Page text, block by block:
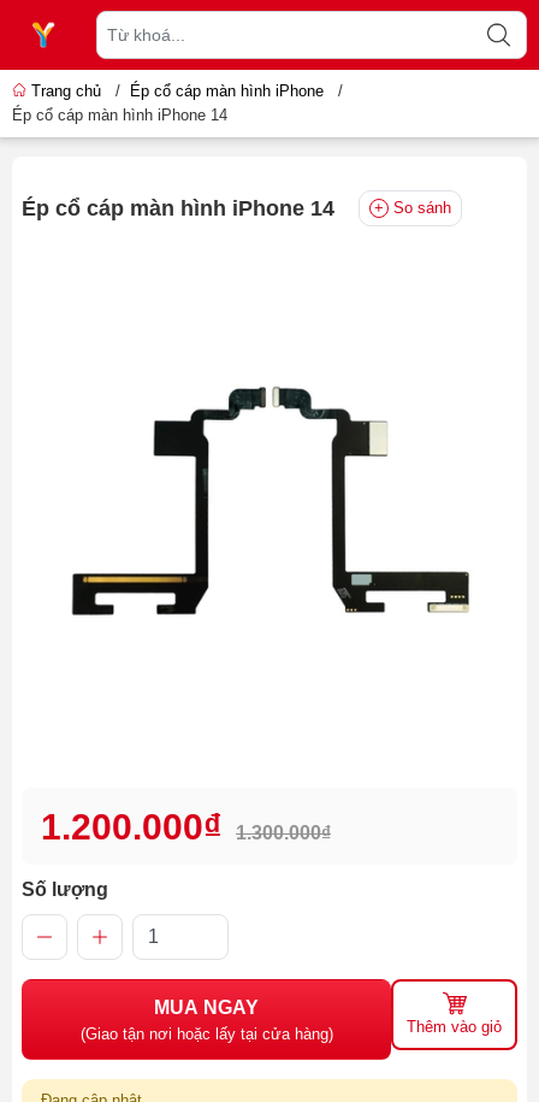
Trang chủ / Ép cổ cáp màn hình iPhone
/
Ép cổ cáp màn hình iPhone 14
Ép cổ cáp màn hình iPhone 14 So sánh
1.200.000₫ 1.300.000₫
Số lượng
MUA NGAY
(Giao tận nơi hoặc lấy tại cửa hàng) Thêm vào giỏ